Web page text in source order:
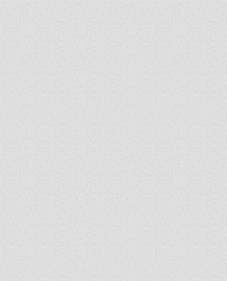
KISKORÚAK VÉDELME
„GYERMEKVÉDELMI” KIHÍVÁSOK KÁNONJOGI
MEGKÖZELÍTÉSBEN